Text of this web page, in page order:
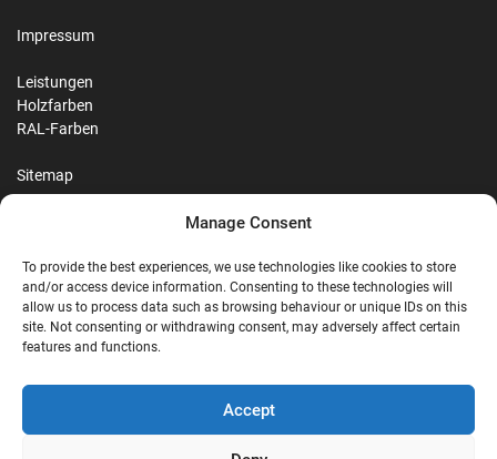
Manage Consent
To provide the best experiences, we use technologies like cookies to store
and/or access device information. Consenting to these technologies will
allow us to process data such as browsing behaviour or unique IDs on this
site. Not consenting or withdrawing consent, may adversely affect certain
features and functions.
Accept
Impressum
Leistungen
Holzfarben
RAL-Farben
Sitemap
G Google Reviews